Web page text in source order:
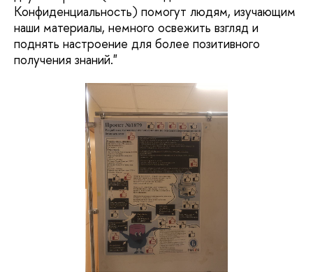
Конфиденциальность) помогут людям, изучающим
наши материалы, немного освежить взгляд и
поднять настроение для более позитивного
получения знаний."